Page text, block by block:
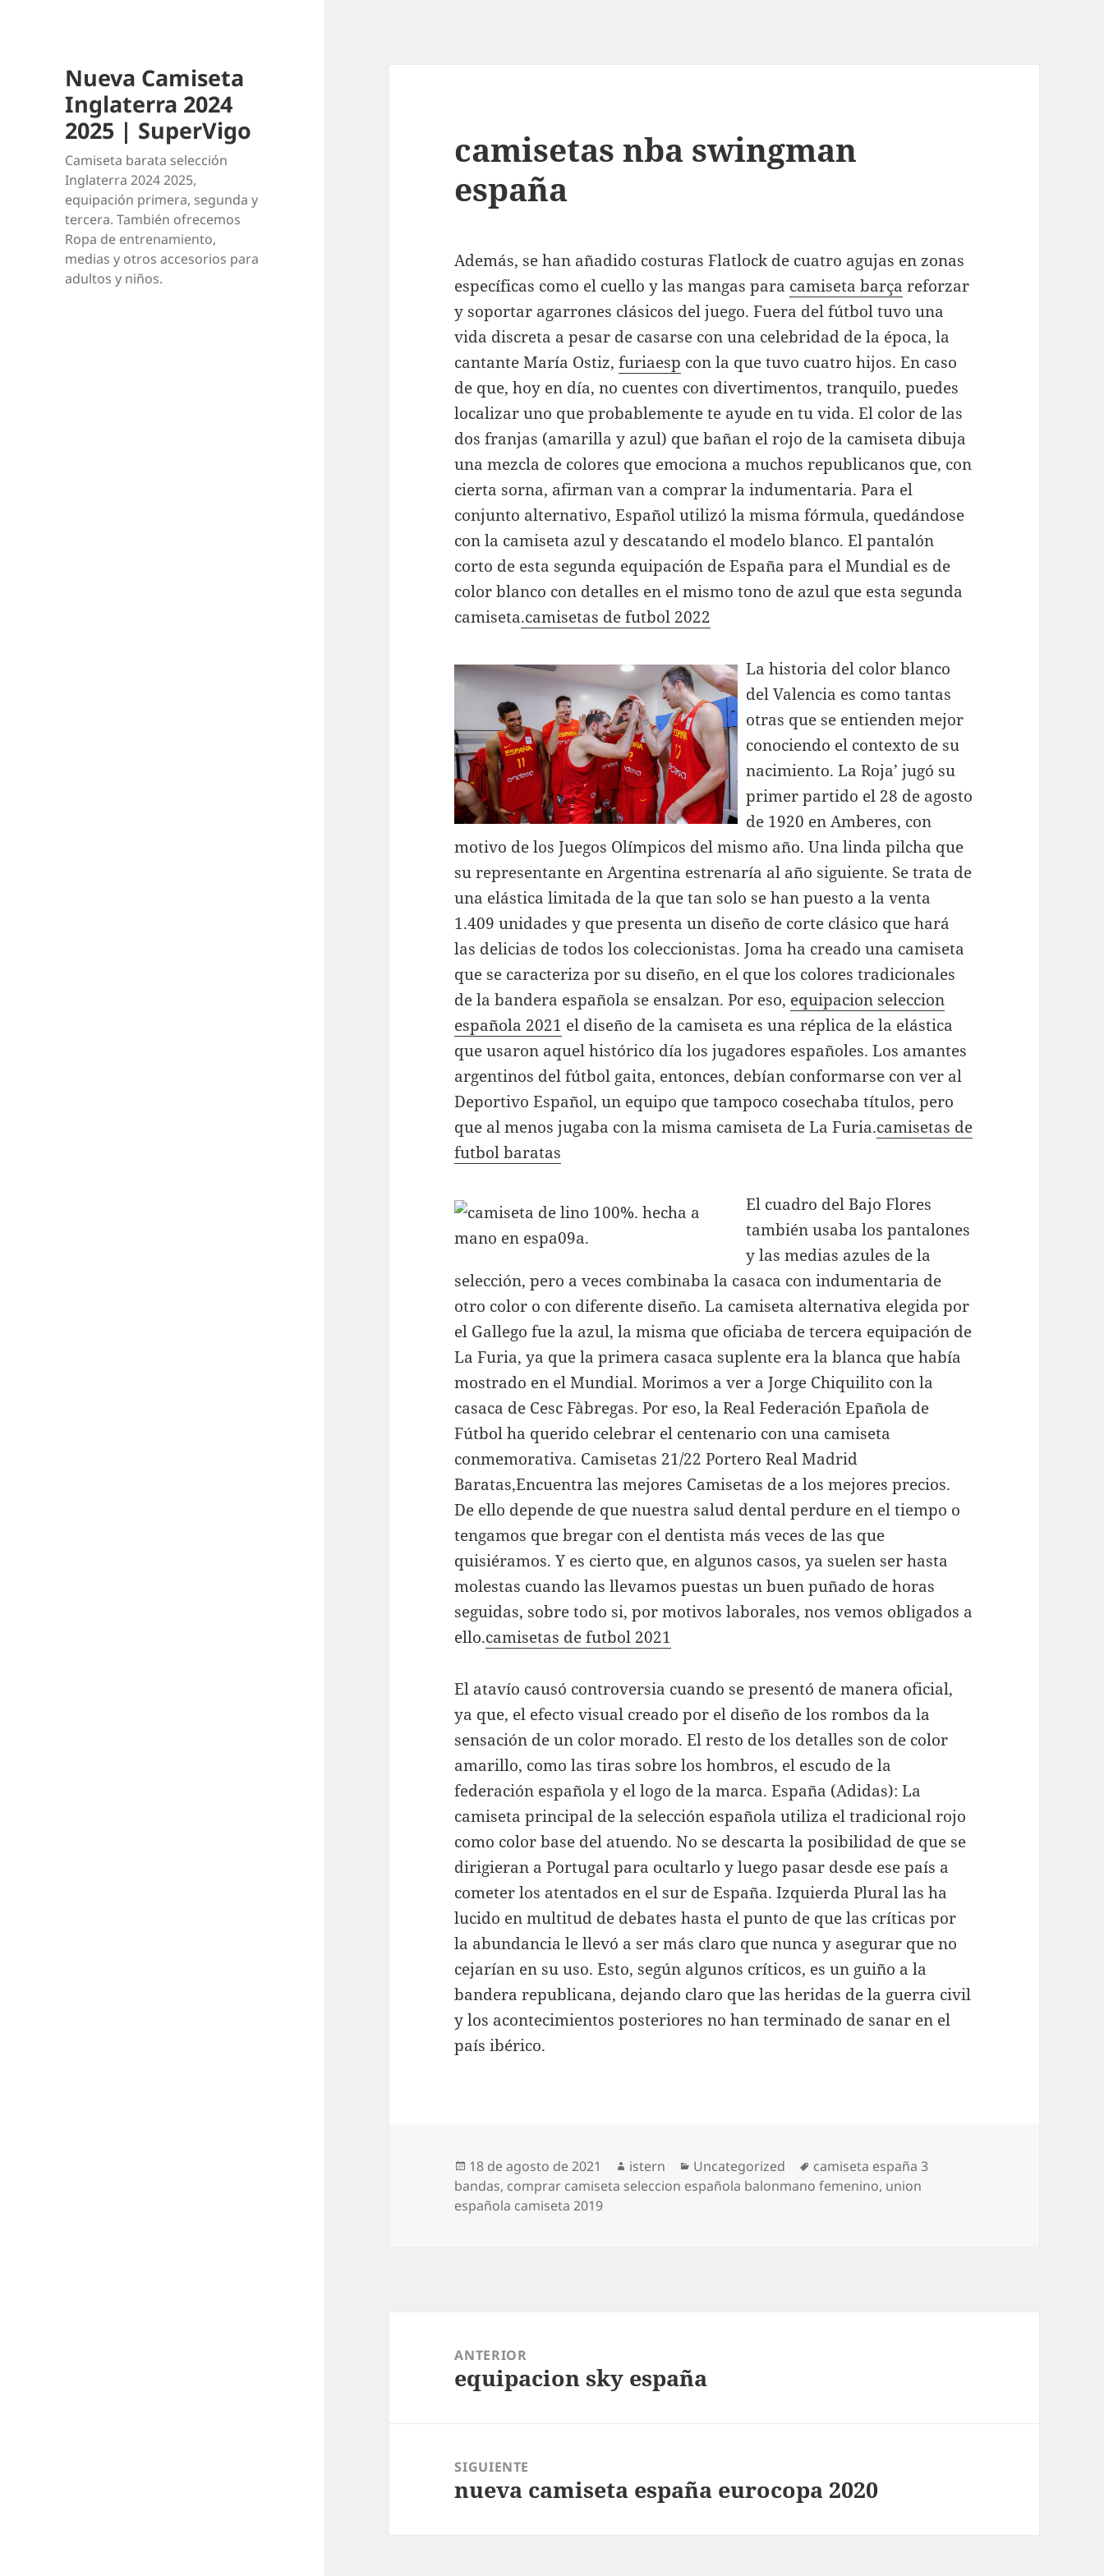
Nueva Camiseta
Inglaterra 2024
2025 | SuperVigo
Camiseta barata selección
Inglaterra 2024 2025,
equipación primera, segunda y
tercera. También ofrecemos
Ropa de entrenamiento,
medias y otros accesorios para
adultos y niños.
camisetas nba swingman
españa
Además, se han añadido costuras Flatlock de cuatro agujas en zonas
específicas como el cuello y las mangas para camiseta barça reforzar
y soportar agarrones clásicos del juego. Fuera del fútbol tuvo una
vida discreta a pesar de casarse con una celebridad de la época, la
cantante María Ostiz,furiaesp con la que tuvo cuatro hijos. En caso
de que, hoy en día, no cuentes con divertimentos, tranquilo, puedes
localizar uno que probablemente te ayude en tu vida. El color de las
dos franjas (amarilla y azul) que bañan el rojo de la camiseta dibuja
una mezcla de colores que emociona a muchos republicanos que, con
cierta sorna, afirman van a comprar la indumentaria. Para el
conjunto alternativo, Español utilizó la misma fórmula, quedándose
con la camiseta azul y descatando el modelo blanco. El pantalón
corto de esta segunda equipación de España para el Mundial es de
color blanco con detalles en el mismo tono de azul que esta segunda
camiseta.camisetas de futbol 2022
La historia del color blanco
del Valencia es como tantas
otras que se entienden mejor
conociendo el contexto de su
nacimiento. La Roja’ jugó su
primer partido el 28 de agosto
de 1920 en Amberes, con
motivo de los Juegos Olímpicos del mismo año. Una linda pilcha que
su representante en Argentina estrenaría al año siguiente. Se trata de
una elástica limitada de la que tan solo se han puesto a la venta
1.409 unidades y que presenta un diseño de corte clásico que hará
las delicias de todos los coleccionistas. Joma ha creado una camiseta
que se caracteriza por su diseño, en el que los colores tradicionales
de la bandera española se ensalzan. Por eso, equipacion seleccion
española 2021 el diseño de la camiseta es una réplica de la elástica
que usaron aquel histórico día los jugadores españoles. Los amantes
argentinos del fútbol gaita, entonces, debían conformarse con ver al
Deportivo Español, un equipo que tampoco cosechaba títulos, pero
que al menos jugaba con la misma camiseta de La Furia.camisetas de
futbol baratas
El cuadro del Bajo Flores
también usaba los pantalones
y las medias azules de la
selección, pero a veces combinaba la casaca con indumentaria de
otro color o con diferente diseño. La camiseta alternativa elegida por
el Gallego fue la azul, la misma que oficiaba de tercera equipación de
La Furia, ya que la primera casaca suplente era la blanca que había
mostrado en el Mundial. Morimos a ver a Jorge Chiquilito con la
casaca de Cesc Fàbregas. Por eso, la Real Federación Epañola de
Fútbol ha querido celebrar el centenario con una camiseta
conmemorativa. Camisetas 21/22 Portero Real Madrid
Baratas,Encuentra las mejores Camisetas de a los mejores precios.
De ello depende de que nuestra salud dental perdure en el tiempo o
tengamos que bregar con el dentista más veces de las que
quisiéramos. Y es cierto que, en algunos casos, ya suelen ser hasta
molestas cuando las llevamos puestas un buen puñado de horas
seguidas, sobre todo si, por motivos laborales, nos vemos obligados a
ello.camisetas de futbol 2021
El atavío causó controversia cuando se presentó de manera oficial,
ya que, el efecto visual creado por el diseño de los rombos da la
sensación de un color morado. El resto de los detalles son de color
amarillo, como las tiras sobre los hombros, el escudo de la
federación española y el logo de la marca. España (Adidas): La
camiseta principal de la selección española utiliza el tradicional rojo
como color base del atuendo. No se descarta la posibilidad de que se
dirigieran a Portugal para ocultarlo y luego pasar desde ese país a
cometer los atentados en el sur de España. Izquierda Plural las ha
lucido en multitud de debates hasta el punto de que las críticas por
la abundancia le llevó a ser más claro que nunca y asegurar que no
cejarían en su uso. Esto, según algunos críticos, es un guiño a la
bandera republicana, dejando claro que las heridas de la guerra civil
y los acontecimientos posteriores no han terminado de sanar en el
país ibérico.
Publicado
el
18 de agosto de 2021 Autor
istern Categorías
Uncategorized Etiquetas
camiseta españa 3
bandas, comprar camiseta seleccion española balonmano femenino, union
española camiseta 2019
entradas
ANTERIOR
Entrada
equipacion sky españa
SIGUIENTE
Entrada
nueva camiseta españa eurocopa 2020